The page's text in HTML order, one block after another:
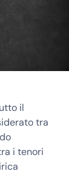
il
tra
i tenori